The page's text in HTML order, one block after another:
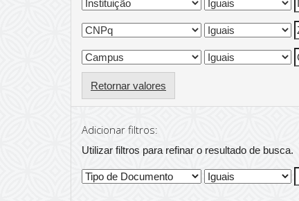
Retornar valores
Adicionar filtros:
Utilizar filtros para refinar o resultado de busca.